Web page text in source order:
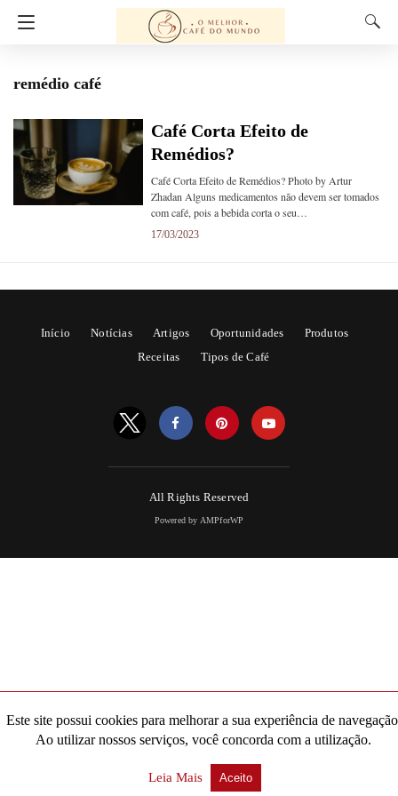
remédio café
Café Corta Efeito de
Remédios?
Café Corta Efeito de Remédios? Photo by Artur
Zhadan Alguns medicamentos não devem ser tomados
com café, pois a bebida corta o seu…
17/03/2023
Início Notícias Artigos Oportunidades
Produtos
Receitas
Tipos de Café
All Rights Reserved
Powered by AMPforWP
Este site possui cookies para melhorar a sua experiência de
Ao utilizar nossos serviços, você concorda com a utilização.
Leia Mais Aceito